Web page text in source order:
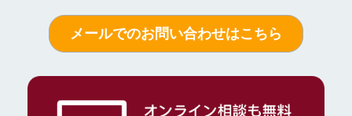
メールでのお問い合わせはこちら